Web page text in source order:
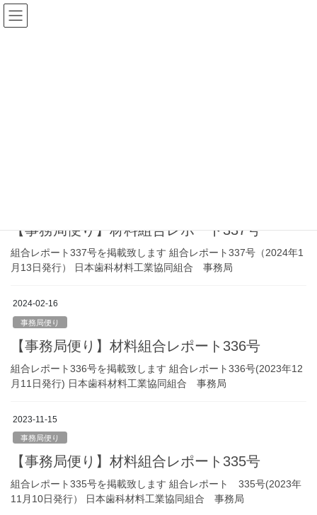
コ
ン
ナ
ビ
【事務局便り】材料組合レポート337号
組合レポート337号を掲載致します 組合レポート337号（2024年1
月13日発行） 日本歯科材料工業協同組合 事務局
2024-02-16
事務局便り
【事務局便り】材料組合レポート336号
組合レポート336号を掲載致します 組合レポート336号(2023年12
月11日発行) 日本歯科材料工業協同組合 事務局
2023-11-15
事務局便り
【事務局便り】材料組合レポート335号
組合レポート335号を掲載致します 組合レポート 335号(2023年
11月10日発行） 日本歯科材料工業協同組合 事務局